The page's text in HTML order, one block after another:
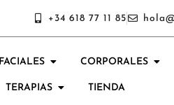
+34 618 77 11 85
FACIALES CORPORALES
TERAPIAS TIENDA